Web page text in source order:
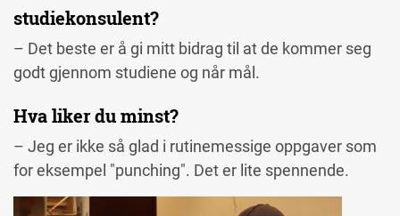
studiekonsulent?
– Det beste er å gi mitt bidrag til at de kommer seg
godt gjennom studiene og når mål.
Hva liker du minst?
– Jeg er ikke så glad i rutinemessige oppgaver som
for eksempel "punching". Det er lite spennende.
Image